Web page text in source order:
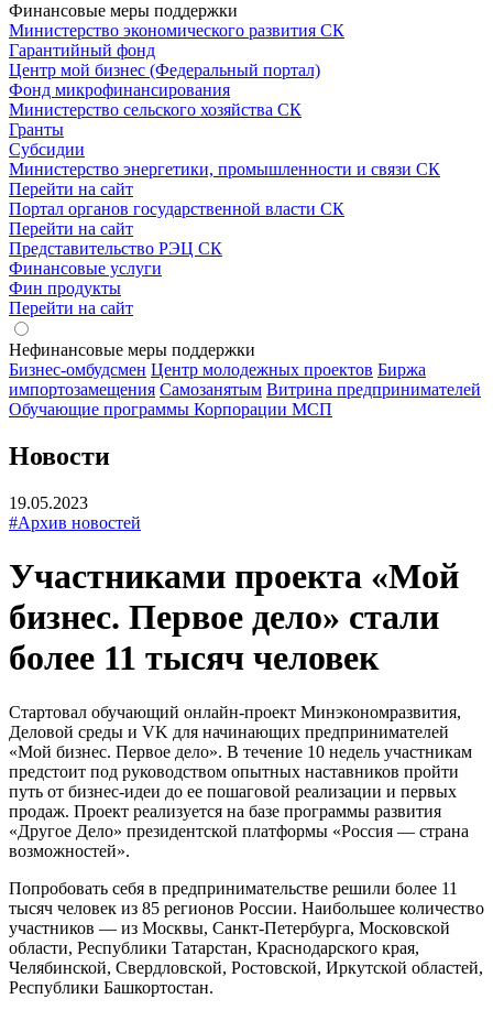
Финансовые меры поддержки
Министерство экономического развития СК
Гарантийный фонд
Центр мой бизнес (Федеральный портал)
Фонд микрофинансирования
Министерство сельского хозяйства СК
Гранты
Субсидии
Министерство энергетики, промышленности и связи СК
Перейти на сайт
Портал органов государственной власти СК
Перейти на сайт
Представительство РЭЦ СК
Финансовые услуги
Фин продукты
Перейти на сайт
Нефинансовые меры поддержки
Бизнес-омбудсмен Центр молодежных проектов Биржа
импортозамещения Cамозанятым Витрина предпринимателей
Обучающие программы Корпорации МСП
Новости
19.05.2023
#Архив новостей
Участниками проекта «Мой
бизнес. Первое дело» стали
более 11 тысяч человек
Стартовал обучающий онлайн-проект Минэкономразвития,
Деловой среды и VK для начинающих предпринимателей
«Мой бизнес. Первое дело». В течение 10 недель участникам
предстоит под руководством опытных наставников пройти
путь от бизнес-идеи до ее пошаговой реализации и первых
продаж. Проект реализуется на базе программы развития
«Другое Дело» президентской платформы «Россия — страна
возможностей».
Попробовать себя в предпринимательстве решили более 11
тысяч человек из 85 регионов России. Наибольшее количество
участников — из Москвы, Санкт-Петербурга, Московской
области, Республики Татарстан, Краснодарского края,
Челябинской, Свердловской, Ростовской, Иркутской областей,
Республики Башкортостан.